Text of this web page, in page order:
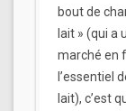
bout de
lait » (qui a
marché en
l’essentiel
lait), c’est